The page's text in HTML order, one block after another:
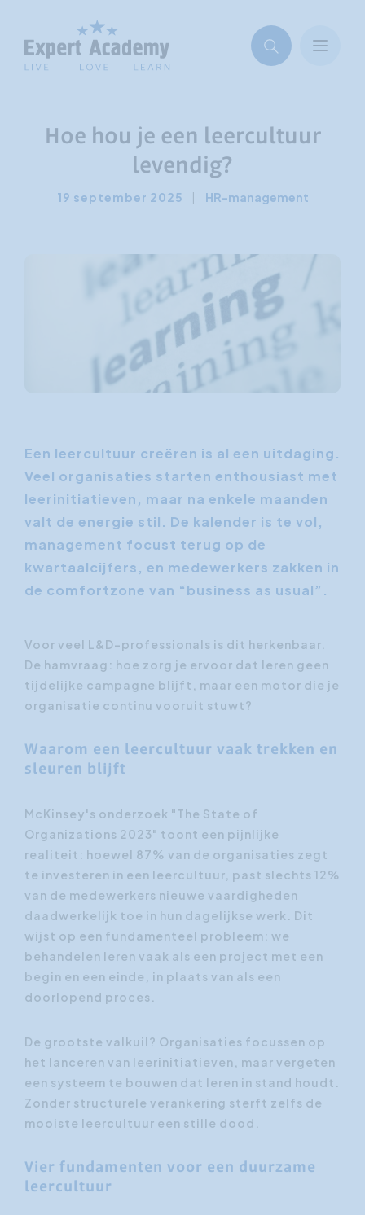
Hoe hou je een leercultuur
levendig?
19 september 2025 | HR-management
Een leercultuur creëren is al een uitdaging.
Veel organisaties starten enthousiast met
leerinitiatieven, maar na enkele maanden
valt de energie stil. De kalender is te vol,
management focust terug op de
kwartaalcijfers, en medewerkers zakken in
de comfortzone van “business as usual”.
Voor veel L&D-professionals is dit herkenbaar.
De hamvraag: hoe zorg je ervoor dat leren geen
tijdelijke campagne blijft, maar een motor die je
organisatie continu vooruit stuwt?
Waarom een leercultuur vaak trekken en
sleuren blijft
McKinsey's onderzoek "The State of
Organizations 2023" toont een pijnlijke
realiteit: hoewel 87% van de organisaties zegt
te investeren in een leercultuur, past slechts 12%
van de medewerkers nieuwe vaardigheden
daadwerkelijk toe in hun dagelijkse werk. Dit
wijst op een fundamenteel probleem: we
behandelen leren vaak als een project met een
begin en een einde, in plaats van als een
doorlopend proces.
De grootste valkuil? Organisaties focussen op
het lanceren van leerinitiatieven, maar vergeten
een systeem te bouwen dat leren in stand houdt.
Zonder structurele verankering sterft zelfs de
mooiste leercultuur een stille dood.
Vier fundamenten voor een duurzame
leercultuur